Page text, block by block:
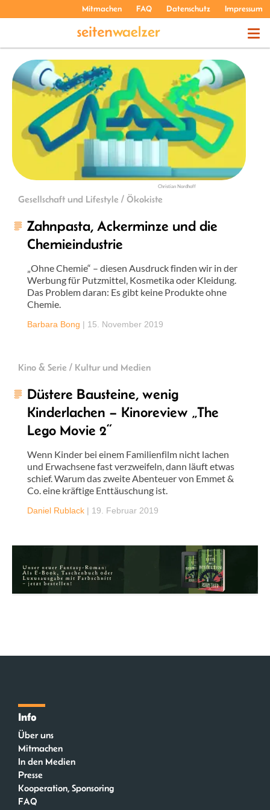
Mitmachen FAQ Datenschutz Impressum
THEMEN
PODCASTS
ÜBER UNS
Christian Nordhoff
Gesellschaft und Lifestyle / Ökokiste
Zahnpasta, Ackerminze und die
Chemieindustrie
„Ohne Chemie“ – diesen Ausdruck finden wir in der
Werbung für Putzmittel, Kosmetika oder Kleidung.
Das Problem daran: Es gibt keine Produkte ohne
Chemie.
Barbara Bong | 15. November 2019
Kino & Serie / Kultur und Medien
Düstere Bausteine, wenig
Kinderlachen – Kinoreview „The
Lego Movie 2“
Wenn Kinder bei einem Familienfilm nicht lachen
und Erwachsene fast verzweifeln, dann läuft etwas
schief. Warum das zweite Abenteuer von Emmet &
Co. eine kräftige Enttäuschung ist.
Daniel Rublack | 19. Februar 2019
Info
Über uns
Mitmachen
In den Medien
Presse
Kooperation, Sponsoring
FAQ